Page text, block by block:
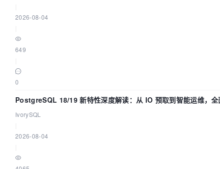
2026-08-04
649
0
PostgreSQL 18/19 新特性深度解读：从 IO 预取到智能运维，全
体验
IvorySQL
2026-08-04